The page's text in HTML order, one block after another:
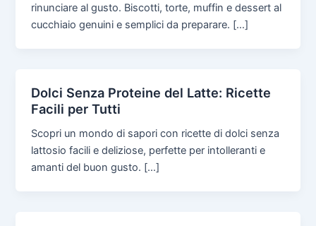
rinunciare al gusto. Biscotti, torte, muffin e dessert al
cucchiaio genuini e semplici da preparare. […]
Dolci Senza Proteine del Latte: Ricette
Facili per Tutti
Scopri un mondo di sapori con ricette di dolci senza
lattosio facili e deliziose, perfette per intolleranti e
amanti del buon gusto. […]